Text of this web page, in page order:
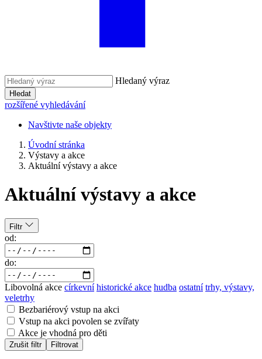
Hledaný výraz
Hledat
rozšířené vyhledávání
Navštivte naše objekty
Úvodní stránka
Výstavy a akce
Aktuální výstavy a akce
Aktuální výstavy a akce
Filtr
od:
do:
Libovolná akce církevní historické akce hudba ostatní trhy, výstavy,
veletrhy
Bezbariérový vstup na akci
Vstup na akci povolen se zvířaty
Akce je vhodná pro děti
Zrušit filtr Filtrovat